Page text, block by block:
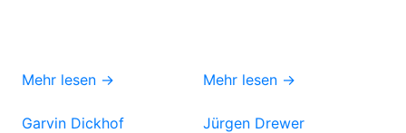
Mehr lesen → Mehr lesen →
Garvin Dickhof Jürgen Drewer